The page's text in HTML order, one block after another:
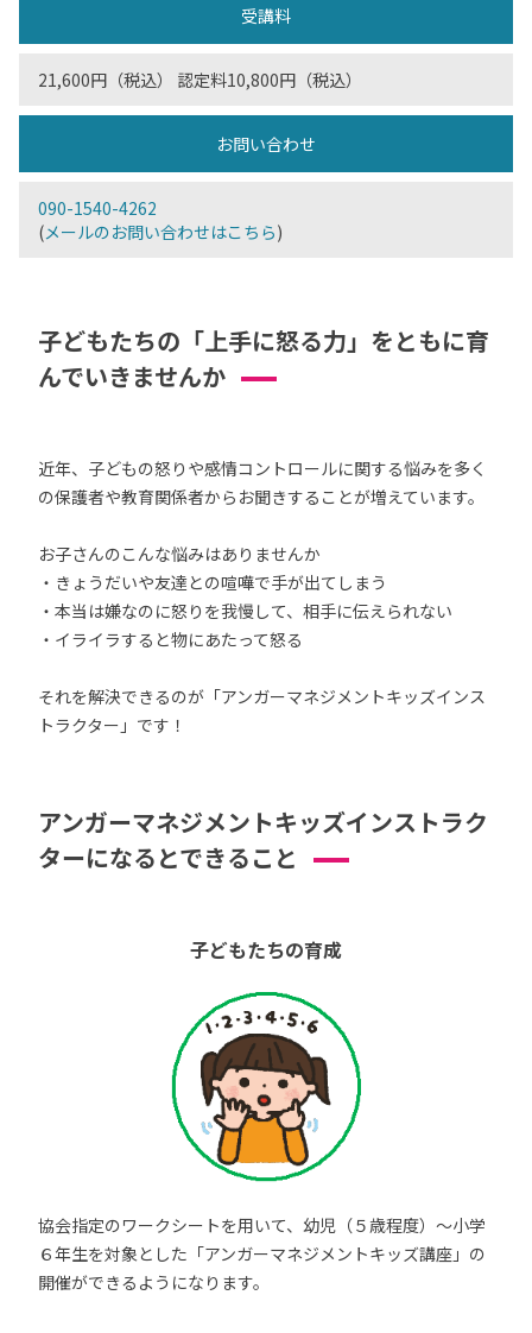
受講料
21,600円（税込） 認定料10,800円（税込）
お問い合わせ
090-1540-4262
(メールのお問い合わせはこちら)
子どもたちの「上手に怒る力」をともに育
んでいきませんか
近年、子どもの怒りや感情コントロールに関する悩みを多く
の保護者や教育関係者からお聞きすることが増えています。
お子さんのこんな悩みはありませんか
・きょうだいや友達との喧嘩で手が出てしまう
・本当は嫌なのに怒りを我慢して、相手に伝えられない
・イライラすると物にあたって怒る
それを解決できるのが「アンガーマネジメントキッズインス
トラクター」です！
アンガーマネジメントキッズインストラク
ターになるとできること
子どもたちの育成
協会指定のワークシートを用いて、幼児（５歳程度）～小学
６年生を対象とした「アンガーマネジメントキッズ講座」の
開催ができるようになります。